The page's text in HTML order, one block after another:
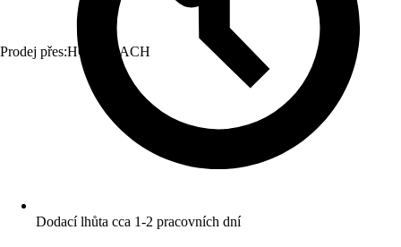
Prodej přes:HORNBACH
Dodací lhůta cca 1-2 pracovních dní